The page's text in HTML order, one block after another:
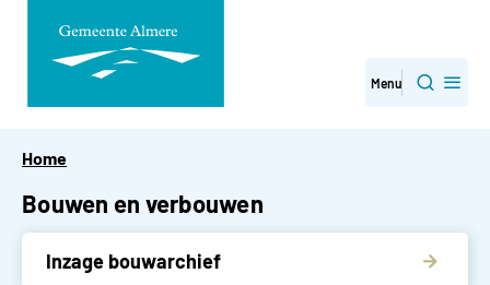
paginainhoud
Menu Zoeken
Home
Bouwen en verbouwen
Inzage bouwarchief